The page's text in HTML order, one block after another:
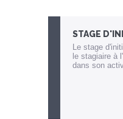
STAGE
Le stage
le stagiaire à
dans son